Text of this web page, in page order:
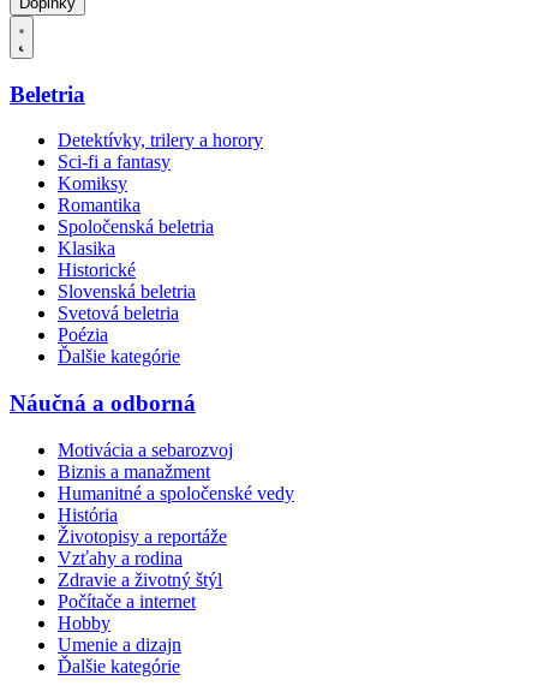
Beletria
Detektívky, trilery a horory
Sci-fi a fantasy
Komiksy
Romantika
Spoločenská beletria
Klasika
Historické
Slovenská beletria
Svetová beletria
Poézia
Ďalšie kategórie
Náučná a odborná
Motivácia a sebarozvoj
Biznis a manažment
Humanitné a spoločenské vedy
História
Životopisy a reportáže
Vzťahy a rodina
Zdravie a životný štýl
Počítače a internet
Hobby
Umenie a dizajn
Ďalšie kategórie